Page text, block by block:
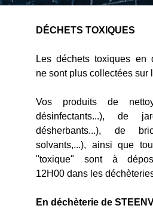
DÉCHETS TOXIQUES
Les déchets toxiques en
ne sont plus collectées sur
Vos produits de
désinfectants...), de
désherbants...), de
solvants,...), ainsi que
"toxique" sont à
12H00 dans les
En déchèterie de